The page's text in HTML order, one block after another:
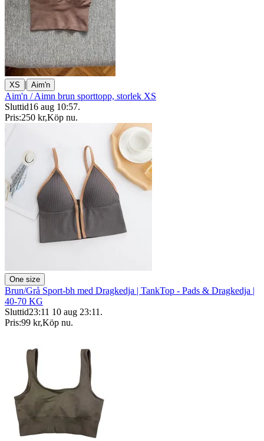
XS | Aim'n
Aim'n / Aimn brun sporttopp, storlek XS
Sluttid16 aug 10:57.
Pris:250 kr,Köp nu.
One size
Brun/Grå Sport-bh med Dragkedja | TankTop - Pads & Dragkedja |
40-70 KG
Sluttid23:11 10 aug 23:11 .
Pris:99 kr,Köp nu.